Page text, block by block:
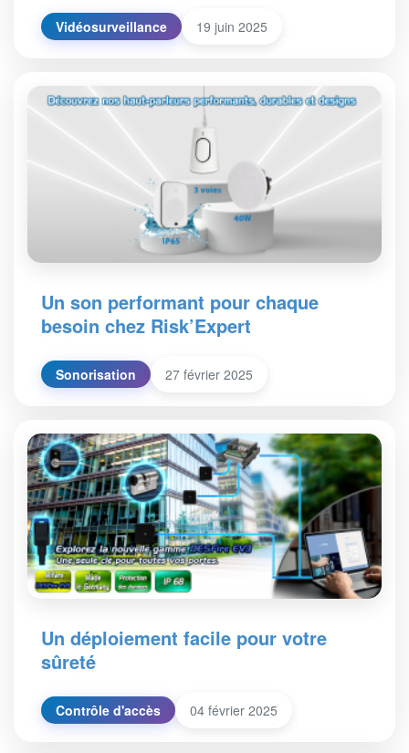
Vidéosurveillance 19 juin 2025
Un son performant pour chaque
besoin chez Risk’Expert
Sonorisation 27 février 2025
Un déploiement facile pour votre
sûreté
Contrôle d'accès 04 février 2025